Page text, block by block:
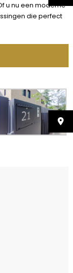
u nu een moderne
die perfect